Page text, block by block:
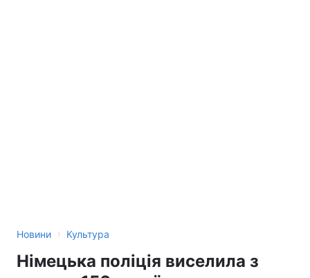
Новини › Культура
Німецька поліція виселила з